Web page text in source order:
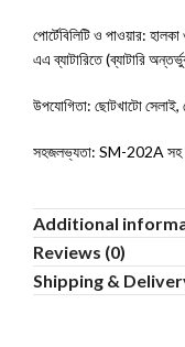
পোর্টেবিলিটি ও পাওয়ার:
এএ ব্যাটারিতে (ব্যাটারি
উপযোগিতা: ছোটখাটো
সহজলভ্যতা: SM-202A সহ
Additional
Reviews (0)
Shipping &